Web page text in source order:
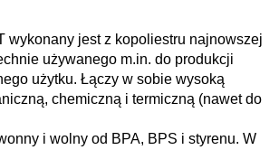
wykonany jest z kopoliestru najnowszej
używanego m.in. do produkcji
użytku. Łączy w sobie wysoką
chemiczną i termiczną (nawet do
i wolny od BPA, BPS i styrenu. W